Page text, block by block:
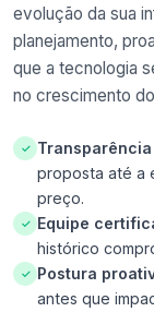
evolução da sua
planejamento,
que a tecnologia
no crescimento
✓
proposta até a
preço.
✓ Equipe
histórico
✓ Postura
antes que